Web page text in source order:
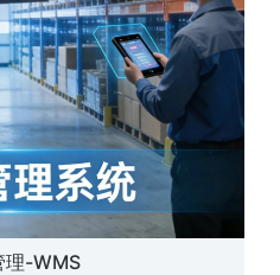
理-WMS